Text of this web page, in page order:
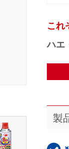
これ
ハエ
製